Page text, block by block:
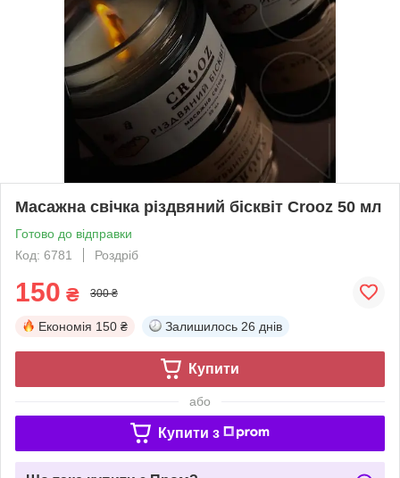
Масажна свічка різдвяний бісквіт Crooz 50 мл
Готово до відправки
Код: 6781
Роздріб
150 ₴ 300 ₴
Економія 150 ₴ Залишилось 26 днів
Купити
або
Купити з